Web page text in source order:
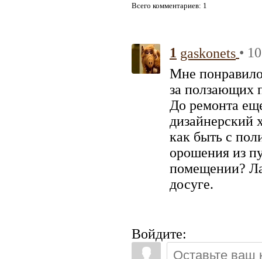
Всего комментариев: 1
1 gaskonets •
Мне
за ползающих
До ремонта
дизайнерский
как быть с
орошения из
помещении?
досуге.
Войдите: